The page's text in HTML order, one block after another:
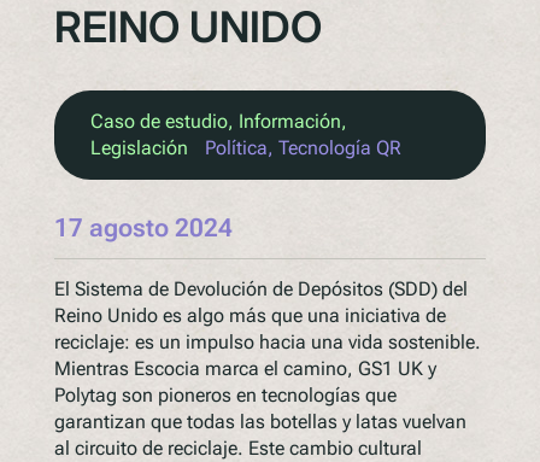
REINO UNIDO
Caso de estudio, Información
Legislación
Política, Tecnología QR
17 agosto 2024
El Sistema de Devolución de Depósitos (SDD) del
Reino Unido es algo más que una iniciativa de
reciclaje: es un impulso hacia una vida sostenible.
Mientras Escocia marca el camino, GS1 UK y
Polytag son pioneros en tecnologías que
garantizan que todas las botellas y latas vuelvan
al circuito de reciclaje. Este cambio cultural